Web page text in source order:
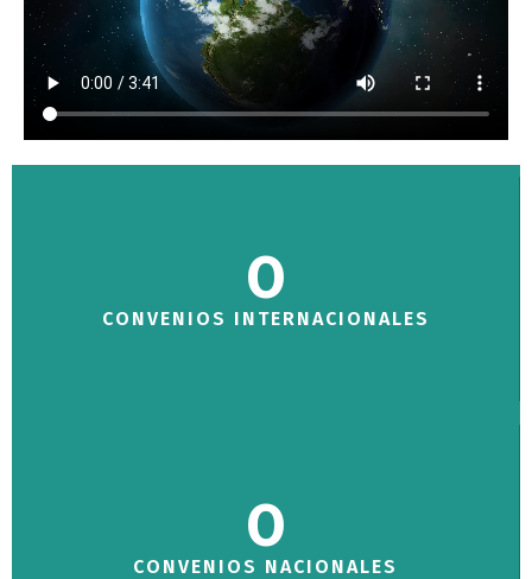
CONVENIOS INTERNACIONALES
0
CONVENIOS NACIONALES
0